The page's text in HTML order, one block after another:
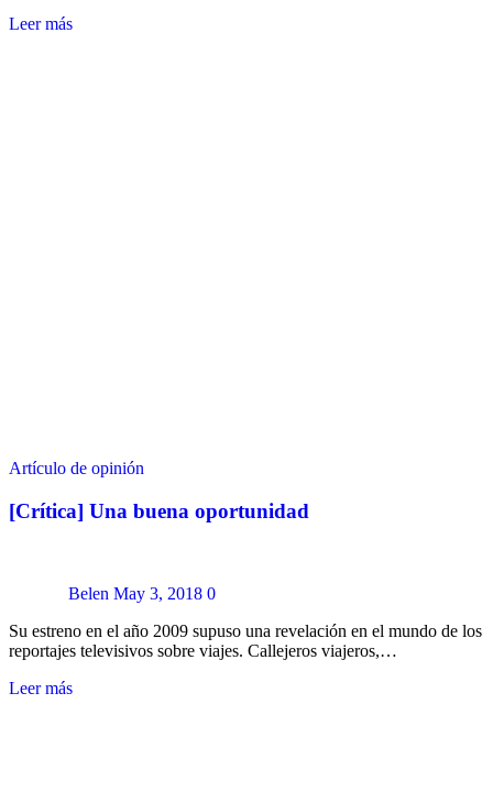
Leer más
Artículo de opinión
[Crítica] Una buena oportunidad
Belen May 3, 2018 0
Su estreno en el año 2009 supuso una revelación en el mundo de los
reportajes televisivos sobre viajes. Callejeros viajeros,…
Leer más